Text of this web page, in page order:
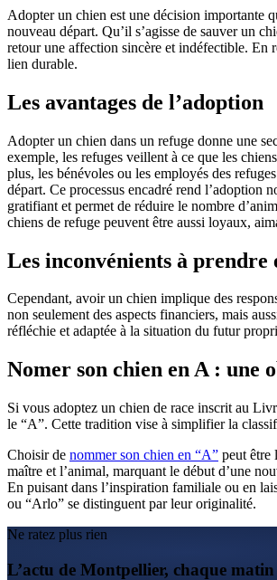
Adopter un chien est une décision importante
nouveau départ. Qu’il s’agisse de sauver un
retour une affection sincère et indéfectible. En
lien durable.
Les avantages de l’adoption
Adopter un chien dans un refuge donne une
exemple, les refuges veillent à ce que les
plus, les bénévoles ou les employés des
départ. Ce processus encadré rend l’adoption
gratifiant et permet de réduire le nombre
chiens de refuge peuvent être aussi loyaux,
Les inconvénients à prendre
Cependant, avoir un chien implique des
non seulement des aspects financiers, mais
réfléchie et adaptée à la situation du futur
Nomer son chien en A : une
Si vous adoptez un chien de race inscrit au
le “A”. Cette tradition vise à simplifier la
Choisir de nommer son chien en “A” peut être
maître et l’animal, marquant le début d’une
En puisant dans l’inspiration familiale ou en
ou “Arlo” se distinguent par leur originalité.
Ne ratez plus rien
L’actu de Montpellier, chaque matin